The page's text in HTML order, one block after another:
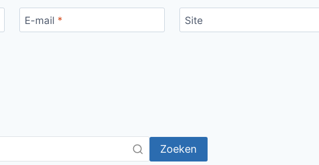
E-mail * Site
Zoeken